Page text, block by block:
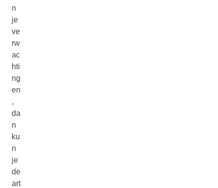
n
je
ve
rw
ac
hti
ng
en
,
da
n
ku
n
je
de
art